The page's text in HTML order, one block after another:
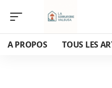
A PROPOS TOUS LES